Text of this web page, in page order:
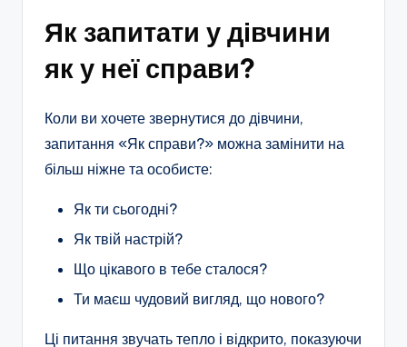
Як запитати у дівчини
як у неї справи?
Коли ви хочете звернутися до дівчини,
запитання «Як справи?» можна замінити на
більш ніжне та особисте:
Як ти сьогодні?
Як твій настрій?
Що цікавого в тебе сталося?
Ти маєш чудовий вигляд, що нового?
Ці питання звучать тепло і відкрито, показуючи